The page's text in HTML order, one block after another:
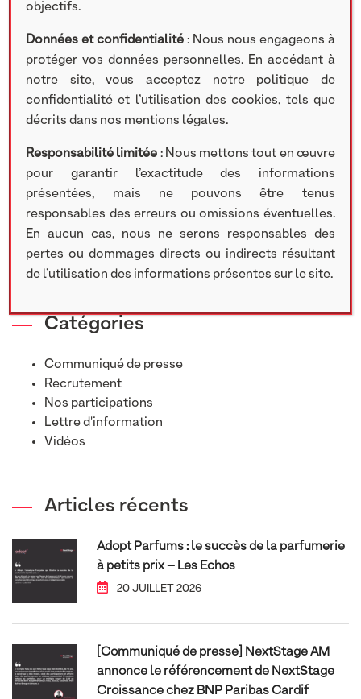
TÉLÉCHARGER LE DOCUMENT
Rechercher
Search
Catégories
Communiqué de presse
Recrutement
Nos participations
Lettre d'information
Vidéos
Articles récents
Adopt Parfums : le succès de la parfumerie
à petits prix – Les Echos
20 JUILLET 2026
[Communiqué de presse] NextStage AM
annonce le référencement de NextStage
Croissance chez BNP Paribas Cardif
objectifs.
Données et confidentialité : Nous nous engageons à
protéger vos données personnelles. En accédant à
notre site, vous acceptez notre politique de
confidentialité et l’utilisation des cookies, tels que
décrits dans nos mentions légales.
Responsabilité limitée : Nous mettons tout en œuvre
pour garantir l’exactitude des informations
présentées, mais ne pouvons être tenus
responsables des erreurs ou omissions éventuelles.
En aucun cas, nous ne serons responsables des
pertes ou dommages directs ou indirects résultant
de l’utilisation des informations présentes sur le site.